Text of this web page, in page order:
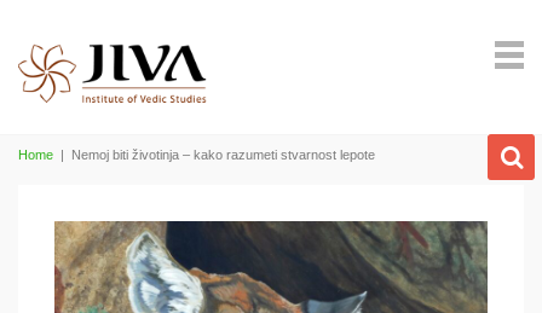
Home | Nemoj biti životinja – kako razumeti stvarnost lepote